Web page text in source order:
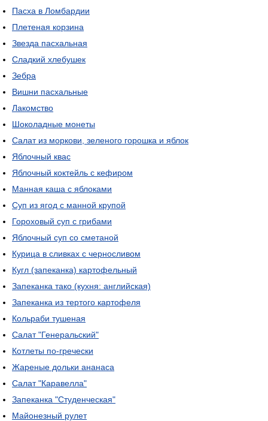
Пасха в Ломбардии
Плетеная корзина
Звезда пасхальная
Сладкий хлебушек
Зебра
Вишни пасхальные
Лакомство
Шоколадные монеты
Салат из моркови, зеленого горошка и яблок
Яблочный квас
Яблочный коктейль с кефиром
Манная каша с яблоками
Суп из ягод с манной крупой
Гороховый суп с грибами
Яблочный суп со сметаной
Курица в сливках с черносливом
Кугл (запеканка) картофельный
Запеканка тако (кухня: английская)
Запеканка из тертого картофеля
Кольраби тушеная
Салат "Генеральский"
Котлеты по-гречески
Жареные дольки ананаса
Салат "Каравелла"
Запеканка "Студенческая"
Майонезный рулет